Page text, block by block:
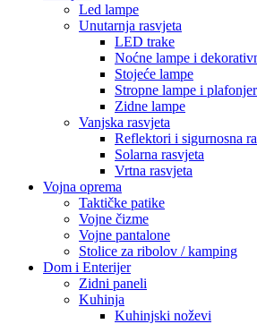
Led lampe
Unutarnja rasvjeta
LED trake
Noćne lampe i
Stojeće lampe
Stropne lampe i
Zidne lampe
Vanjska rasvjeta
Reflektori i sigurnosna
Solarna rasvjeta
Vrtna rasvjeta
Vojna oprema
Taktičke patike
Vojne čizme
Vojne pantalone
Stolice za ribolov / kamping
Dom i Enterijer
Zidni paneli
Kuhinja
Kuhinjski noževi